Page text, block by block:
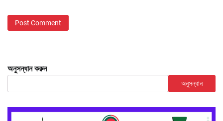
অনুসন্ধান করুন
অনুসন্ধান